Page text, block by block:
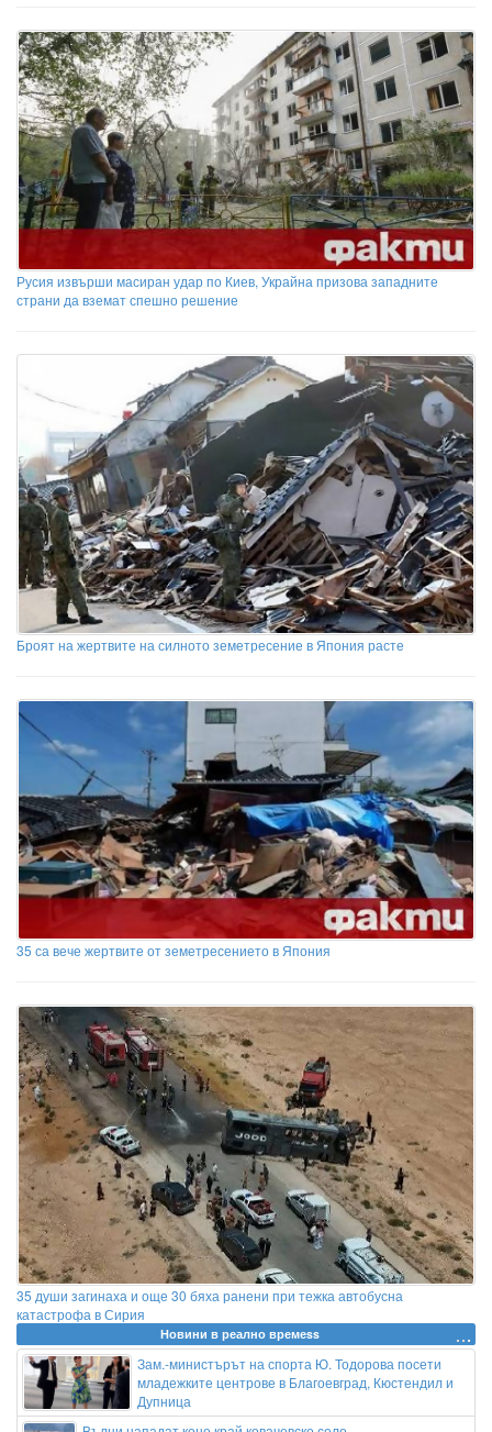
Русия извърши масиран удар по Киев, Украйна призова западните
страни да вземат спешно решение
Броят на жертвите на силното земетресение в Япония расте
35 са вече жертвите от земетресението в Япония
35 души загинаха и още 30 бяха ранени при тежка автобусна
катастрофа в Сирия
Новини в реално времеss
Зам.-министърът на спорта Ю. Тодорова посети
младежките центрове в Благоевград, Кюстендил и
Дупница